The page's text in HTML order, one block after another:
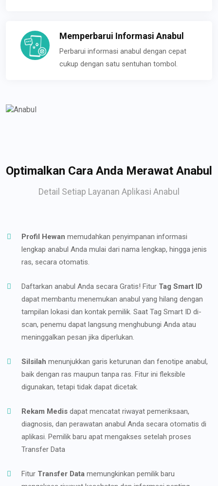
Memperbarui Informasi Anabul
Perbarui informasi anabul dengan cepat
cukup dengan satu sentuhan tombol.
Optimalkan Cara Anda Merawat Anabul
Detail Setiap Layanan Aplikasi Anabul
Profil Hewan memudahkan penyimpanan informasi
lengkap anabul Anda mulai dari nama lengkap, hingga jenis
ras, secara otomatis.
Daftarkan anabul Anda secara Gratis! Fitur Tag Smart ID
dapat membantu menemukan anabul yang hilang dengan
tampilan lokasi dan kontak pemilik. Saat Tag Smart ID di-
scan, penemu dapat langsung menghubungi Anda atau
meninggalkan pesan jika diperlukan.
Silsilah menunjukkan garis keturunan dan fenotipe anabul,
baik dengan ras maupun tanpa ras. Fitur ini fleksible
digunakan, tetapi tidak dapat dicetak.
Rekam Medis dapat mencatat riwayat pemeriksaan,
diagnosis, dan perawatan anabul Anda secara otomatis di
aplikasi. Pemilik baru apat mengakses setelah proses
Transfer Data
Fitur Transfer Data memungkinkan pemilik baru